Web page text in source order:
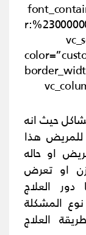
حيث انه
هذا
او حاله
او تعرض
العلاج
المشكلة
العلاج